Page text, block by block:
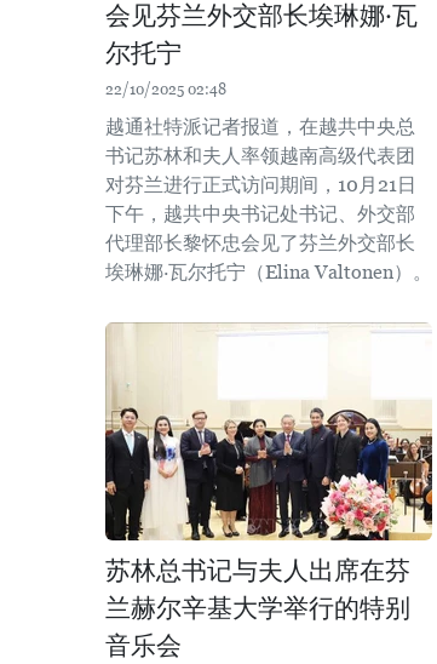
会见芬兰外交部长埃琳娜·瓦
尔托宁
22/10/2025 02:48
越通社特派记者报道，在越共中央总
书记苏林和夫人率领越南高级代表团
对芬兰进行正式访问期间，10月21日
下午，越共中央书记处书记、外交部
代理部长黎怀忠会见了芬兰外交部长
埃琳娜·瓦尔托宁（Elina Valtonen）。
苏林总书记与夫人出席在芬
兰赫尔辛基大学举行的特别
音乐会